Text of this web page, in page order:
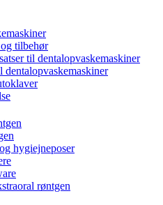
tilbehør
til dentalopvaskemaskiner
dentalopvaskemaskiner
hygiejneposer
røntgen